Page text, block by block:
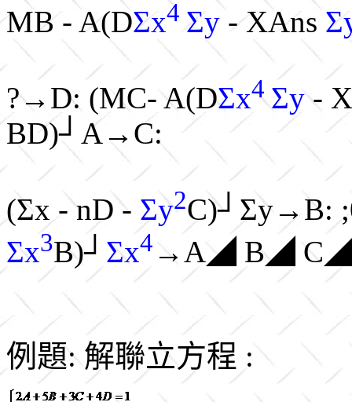
MB - A(DΣx4 Σy - XAns
?→D: (MC- A(DΣx4 Σy- X
BD)┘A→C:
(Σx - nD - Σy2C)┘Σy→B:
Σx3B)┘ Σx4 →A◢ B◢
例題: 解聯立方程 :